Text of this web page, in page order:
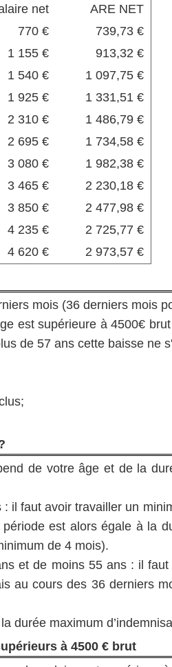
net
ARE NET
770 €
739,73 €
1 155 €
913,32 €
1 540 €
1 097,75 €
1 925 €
1 331,51 €
2 310 €
1 486,79 €
2 695 €
1 734,58 €
3 080 €
1 982,38 €
3 465 €
2 230,18 €
3 850 €
2 477,98 €
4 235 €
2 725,77 €
4 620 € 2 973,57 €
mois (36 derniers mois
est supérieure à 4500€
de 57 ans cette baisse ne
de votre âge et de la
il faut avoir travailler un
est alors égale à la
de 4 mois).
et de moins 55 ans : il
au cours des 36 derniers
durée maximum
à 4500 € brut